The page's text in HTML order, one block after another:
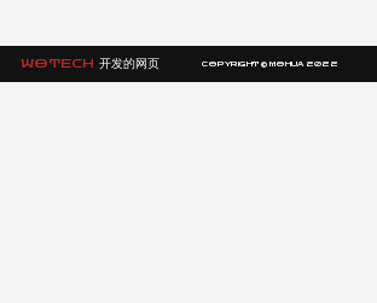
WOTECH 开发的网页 COPYRIGHT © MOHUA 2022